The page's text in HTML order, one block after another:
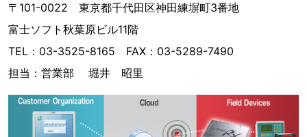
〒101-0022 東京都千代田区神田練塀町3番地
富士ソフト秋葉原ビル11階
TEL：03-3525-8165 FAX：03-5289-7490
担当：営業部 堀井 昭里